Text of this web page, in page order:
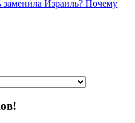
заменила Израиль? Почему